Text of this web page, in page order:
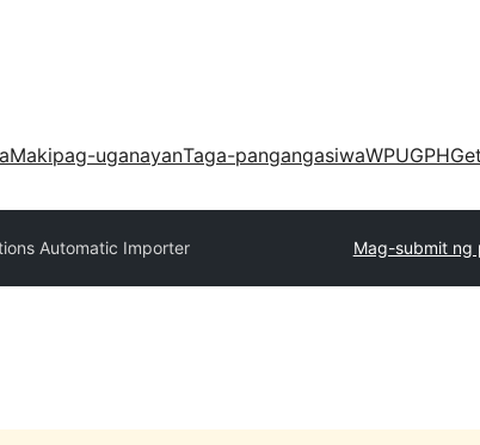
Makipag-uganayanTaga-pangangasiwaWPUGPH
Automatic Importer Mag-submit ng